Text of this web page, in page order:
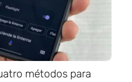
métodos para